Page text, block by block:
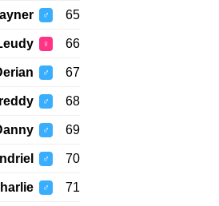
65
♂
66
♀
67
♂
68
♂
69
♂
70
♂
71
♂